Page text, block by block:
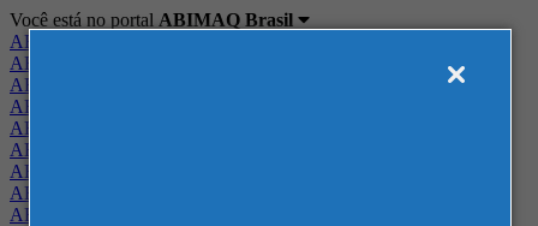
Você está no portal ABIMAQ Brasil
ABIMAQ Brasil
ABIMAQ Minas Gerais
ABIMAQ Norte-Nordeste
ABIMAQ Paraná
ABIMAQ Piracicaba
ABIMAQ Ribeirão Preto
ABIMAQ Rio de Janeiro
ABIMAQ Rio Grande do Sul
ABIMAQ Santa Catarina